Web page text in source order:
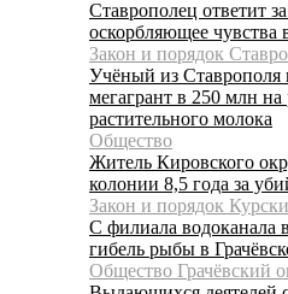
Ставрополец ответит
оскорбляющее
Закон и порядок
Учёный из Ставрополя
мегагрант в 250 млн на
растительного молока
Общество
Житель Кировского
колонии 8,5 года за
Закон и порядок
С филиала водоканала
гибель рыбы в
Общество Грачёвский